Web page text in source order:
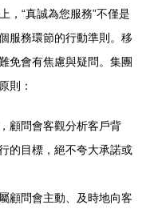
，“真誠為您服務”不僅是
服務環節的行動準則。移
免會有焦慮與疑問。集團
則：
顧問會客觀分析客戶背
的目標，絕不夸大承諾或
顧問會主動、及時地向客